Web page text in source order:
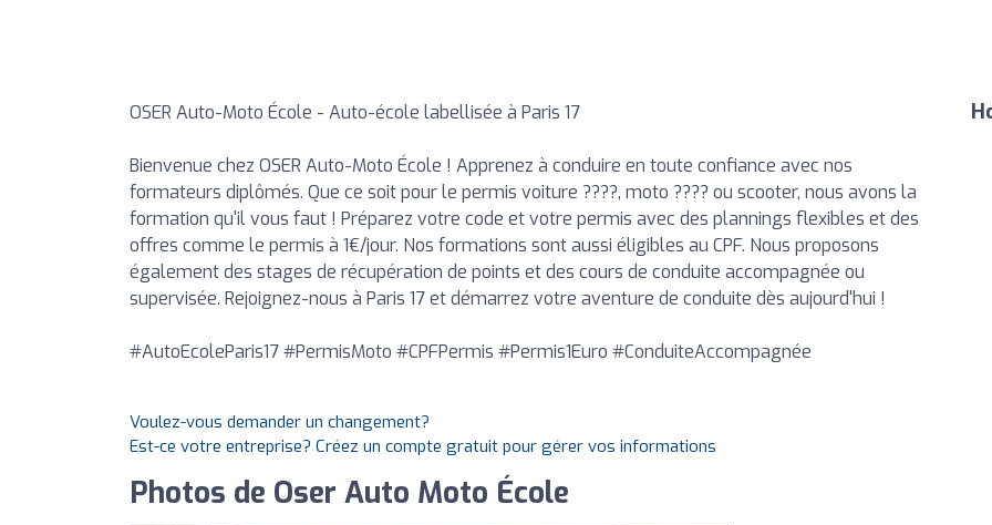
OSER Auto-Moto École - Auto-école labellisée à Paris 17
Bienvenue chez OSER Auto-Moto École ! Apprenez à conduire en toute confiance avec nos
formateurs diplômés. Que ce soit pour le permis voiture ????, moto ????️ ou scooter, nous avons la
formation qu'il vous faut ! Préparez votre code et votre permis avec des plannings flexibles et des
offres comme le permis à 1€/jour. Nos formations sont aussi éligibles au CPF. Nous proposons
également des stages de récupération de points et des cours de conduite accompagnée ou
supervisée. Rejoignez-nous à Paris 17 et démarrez votre aventure de conduite dès aujourd'hui !
#AutoEcoleParis17 #PermisMoto #CPFPermis #Permis1Euro #ConduiteAccompagnée
Voulez-vous demander un changement?
Est-ce votre entreprise? Créez un compte gratuit pour gérer vos informations
Photos de Oser Auto Moto École